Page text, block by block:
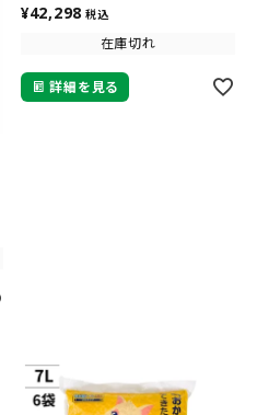
¥42,298 税込
在庫切れ
詳細を見る